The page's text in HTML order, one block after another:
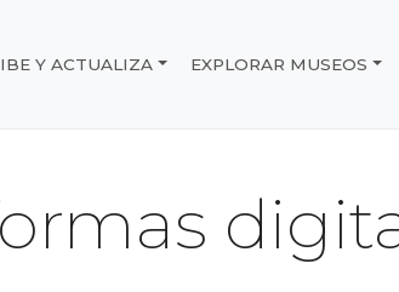
de Chile
Y ACTUALIZA EXPLORAR MUSEOS